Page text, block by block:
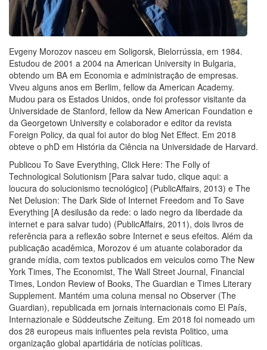
Evgeny Morozov nasceu em Soligorsk, Bielorrússia, em 1984.
Estudou de 2001 a 2004 na American University in Bulgaria,
obtendo um BA em Economia e administração de empresas.
Viveu alguns anos em Berlim, fellow da American Academy.
Mudou para os Estados Unidos, onde foi professor visitante da
Universidade de Stanford, fellow da New American Foundation e
da Georgetown University e colaborador e editor da revista
Foreign Policy, da qual foi autor do blog Net Effect. Em 2018
obteve o phD em História da Ciência na Universidade de Harvard.
Publicou To Save Everything, Click Here: The Folly of
Technological Solutionism [Para salvar tudo, clique aqui: a
loucura do solucionismo tecnológico] (PublicAffairs, 2013) e The
Net Delusion: The Dark Side of Internet Freedom and To Save
Everything [A desilusão da rede: o lado negro da liberdade da
internet e para salvar tudo) (PublicAffairs, 2011), dois livros de
referência para a reflexão sobre Internet e seus efeitos. Além da
publicação acadêmica, Morozov é um atuante colaborador da
grande mídia, com textos publicados em veiculos como The New
York Times, The Economist, The Wall Street Journal, Financial
Times, London Review of Books, The Guardian e Times Literary
Supplement. Mantém uma coluna mensal no Observer (The
Guardian), republicada em jornais internacionais como El País,
Internazionale e Süddeutsche Zeitung. Em 2018 foi nomeado um
dos 28 europeus mais influentes pela revista Politico, uma
organização global apartidária de notícias políticas.